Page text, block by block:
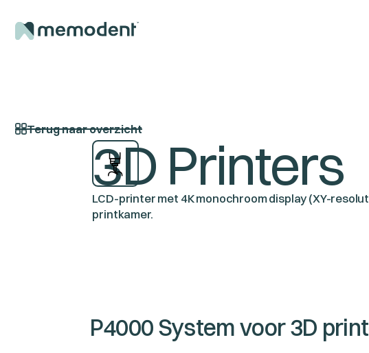
Terug naar overzicht
3D Printers
LCD-printer met 4K monochroom display (XY-
printkamer.
P4000 System voor 3D